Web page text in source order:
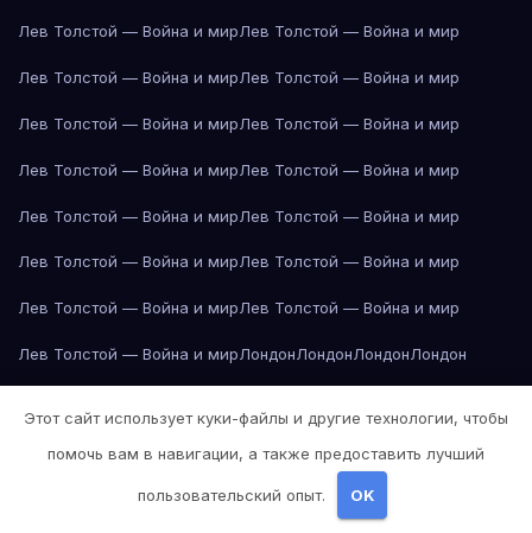
Лев Толстой — Война и мирЛев Толстой — Война и мир
Лев Толстой — Война и мирЛев Толстой — Война и мир
Лев Толстой — Война и мирЛев Толстой — Война и мир
Лев Толстой — Война и мирЛев Толстой — Война и мир
Лев Толстой — Война и мирЛев Толстой — Война и мир
Лев Толстой — Война и мирЛев Толстой — Война и мир
Лев Толстой — Война и мирЛев Толстой — Война и мир
Лев Толстой — Война и мирЛондонЛондонЛондонЛондон
Лос-Анджелес
Лос-АнджелесЛос-АнджелесЛос-Анджелес
Этот сайт использует куки-файлы и другие технологии, чтобы
помочь вам в навигации, а также предоставить лучший
пользовательский опыт. OK